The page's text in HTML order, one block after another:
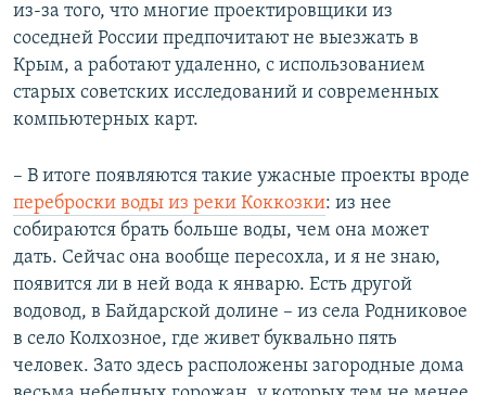
из-за того, что многие проектировщики из
соседней России предпочитают не выезжать в
Крым, а работают удаленно, с использованием
старых советских исследований и современных
компьютерных карт.
– В итоге появляются такие ужасные проекты вроде
переброски воды из реки Коккозки: из нее
собираются брать больше воды, чем она может
дать. Сейчас она вообще пересохла, и я не знаю,
появится ли в ней вода к январю. Есть другой
водовод, в Байдарской долине – из села Родниковое
в село Колхозное, где живет буквально пять
человек. Зато здесь расположены загородные дома